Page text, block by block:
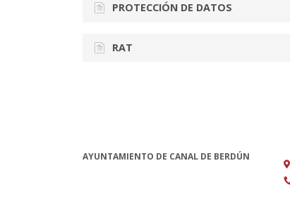
PROTECCIÓN DE DATOS
RAT
AYUNTAMIENTO DE CANAL DE BERDÚN